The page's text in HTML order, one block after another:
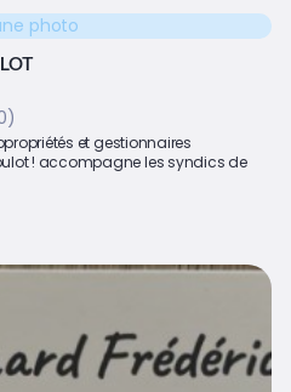
photo
et gestionnaires
! accompagne les syndics de